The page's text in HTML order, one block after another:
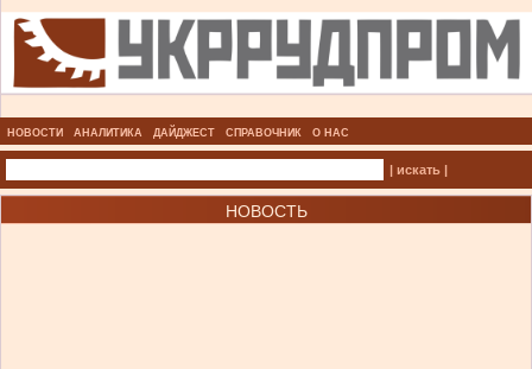
НОВОСТИ АНАЛИТИКА ДАЙДЖЕСТ СПРАВОЧНИК О НАС
| искать |
НОВОСТЬ